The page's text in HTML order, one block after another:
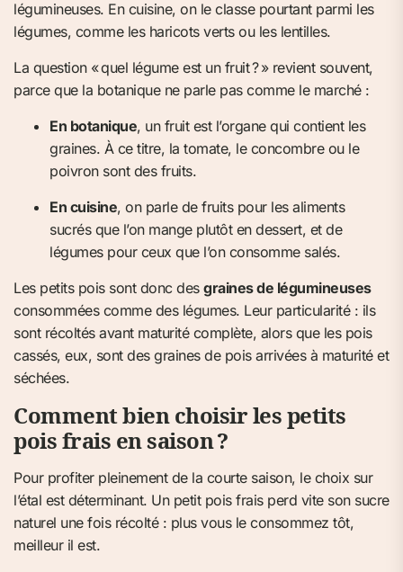
légumineuses. En cuisine, on le classe pourtant parmi les
légumes, comme les haricots verts ou les lentilles.
La question « quel légume est un fruit ? » revient souvent,
parce que la botanique ne parle pas comme le marché :
En botanique, un fruit est l’organe qui contient les
graines. À ce titre, la tomate, le concombre ou le
poivron sont des fruits.
En cuisine, on parle de fruits pour les aliments
sucrés que l’on mange plutôt en dessert, et de
légumes pour ceux que l’on consomme salés.
Les petits pois sont donc des graines de légumineuses
consommées comme des légumes. Leur particularité : ils
sont récoltés avant maturité complète, alors que les pois
cassés, eux, sont des graines de pois arrivées à maturité et
séchées.
Comment bien choisir les petits
pois frais en saison ?
Pour profiter pleinement de la courte saison, le choix sur
l’étal est déterminant. Un petit pois frais perd vite son sucre
naturel une fois récolté : plus vous le consommez tôt,
meilleur il est.